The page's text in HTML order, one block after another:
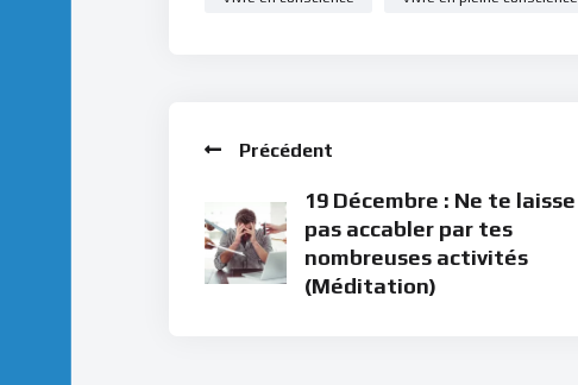
Précédent
19 Décembre : Ne te laisse
pas accabler par tes
nombreuses activités
(Méditation)